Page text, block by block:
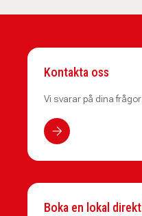
Kontakta oss
Vi svarar på dina frågor
Boka en lokal direkt